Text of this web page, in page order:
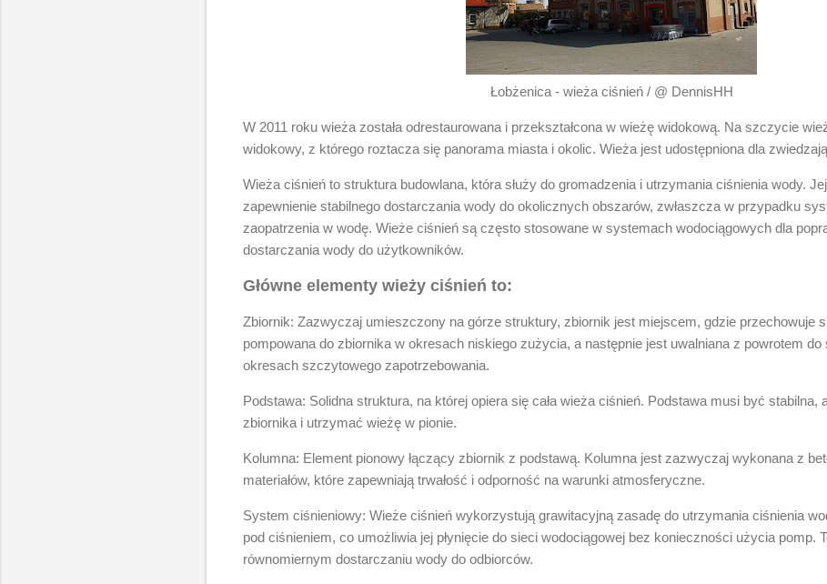
Łobżenica - wieża ciśnień / @ DennisHH
W 2011 roku wieża została odrestaurowana i przekształcona w wieżę widokową. Na szczycie
widokowy, z którego roztacza się panorama miasta i okolic. Wieża jest udostępniona dla
Wieża ciśnień to struktura budowlana, która służy do gromadzenia i utrzymania ciśnienia wody.
zapewnienie stabilnego dostarczania wody do okolicznych obszarów, zwłaszcza w przypadku
zaopatrzenia w wodę. Wieże ciśnień są często stosowane w systemach wodociągowych dla
dostarczania wody do użytkowników.
Główne elementy wieży ciśnień to:
Zbiornik: Zazwyczaj umieszczony na górze struktury, zbiornik jest miejscem, gdzie przechowuje
pompowana do zbiornika w okresach niskiego zużycia, a następnie jest uwalniana z powrotem
okresach szczytowego zapotrzebowania.
Podstawa: Solidna struktura, na której opiera się cała wieża ciśnień. Podstawa musi być stabilna,
zbiornika i utrzymać wieżę w pionie.
Kolumna: Element pionowy łączący zbiornik z podstawą. Kolumna jest zazwyczaj wykonana z
materiałów, które zapewniają trwałość i odporność na warunki atmosferyczne.
System ciśnieniowy: Wieże ciśnień wykorzystują grawitacyjną zasadę do utrzymania ciśnienia
pod ciśnieniem, co umożliwia jej płynięcie do sieci wodociągowej bez konieczności użycia pomp.
równomiernym dostarczaniu wody do odbiorców.